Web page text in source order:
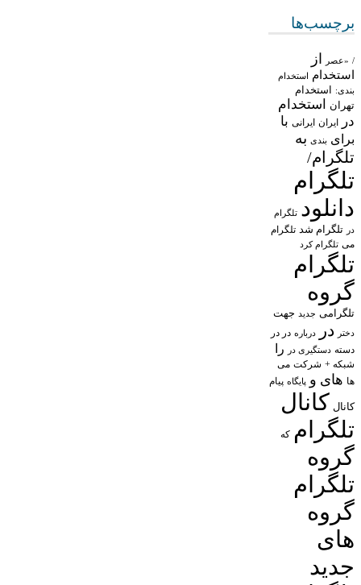
برچسب‌ها
/ «عصر از
استخدام استخدام
بندی: استخدام
تهران
استخدام
در
ایران ایرانی با
برای بندی به
تلگرام/
تلگرام
دانلود تلگرام
در تلگرام شد تلگرام
می تلگرام کرد
تلگرام
گروه
تلگرامی جدید جهت
دختر در درباره در در
دسته دستگیری در را
شبکه + شرکت می
ها های و پایگاه پیام
کانال کانال
تلگرام که
گروه
تلگرام
گروه
های
جدید